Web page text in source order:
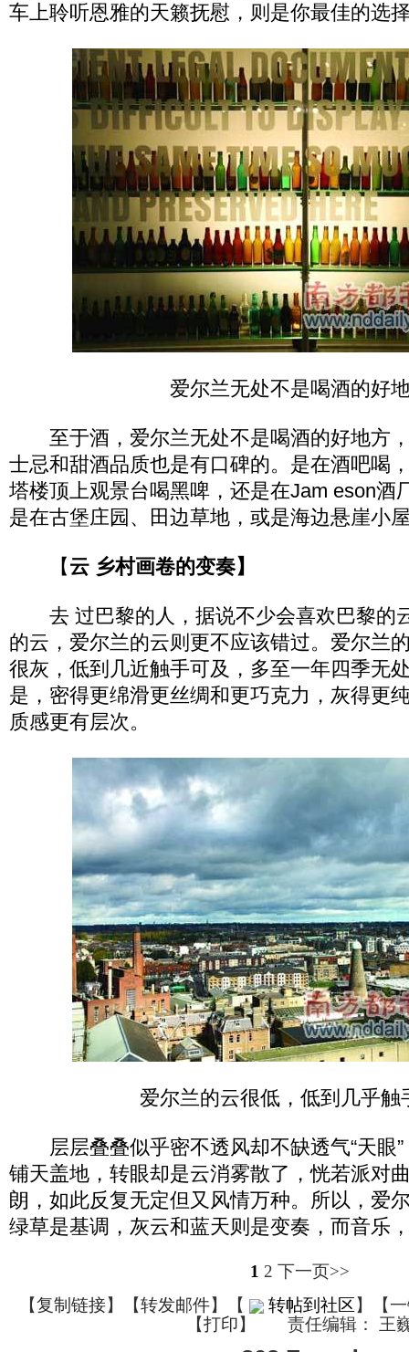
车上聆听恩雅的天籁抚慰，则是你最佳的选
爱尔兰无处不是喝酒的好
至于酒，爱尔兰无处不是喝酒的好地方
士忌和甜酒品质也是有口碑的。是在酒吧喝
塔楼顶上观景台喝黑啤，还是在Jam eson酒
是在古堡庄园、田边草地，或是海边悬崖小
【云 乡村画卷的变奏】
去 过巴黎的人，据说不少会喜欢巴黎的
的云，爱尔兰的云则更不应该错过。爱尔兰
很灰，低到几近触手可及，多至一年四季无
是，密得更绵滑更丝绸和更巧克力，灰得更
质感更有层次。
爱尔兰的云很低，低到几乎触
层层叠叠似乎密不透风却不缺透气“天眼”
铺天盖地，转眼却是云消雾散了，恍若派对
朗，如此反复无定但又风情万种。所以，爱
绿草是基调，灰云和蓝天则是变奏，而音乐
1 2 下一页>>
【复制链接】【转发邮件】 【 转帖到社区】【
【打印】 责任编辑： 王